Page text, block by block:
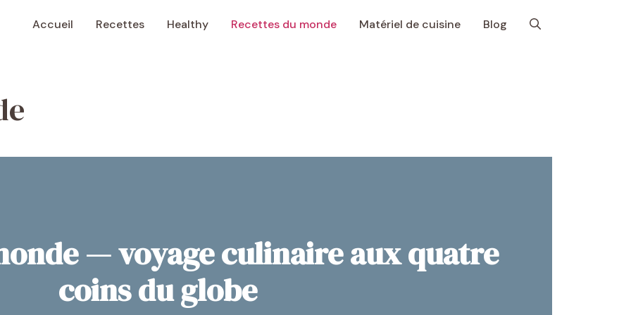
Accueil Recettes Healthy Recettes du monde Matériel de cuisine Blog
— voyage culinaire aux quatre
coins du globe